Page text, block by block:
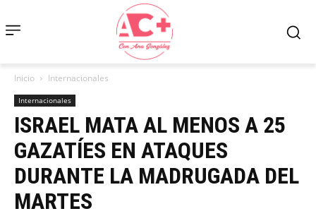
Inicio Internacionales
Internacionales
ISRAEL MATA AL MENOS A 25
GAZATÍES EN ATAQUES
DURANTE LA MADRUGADA DEL
MARTES